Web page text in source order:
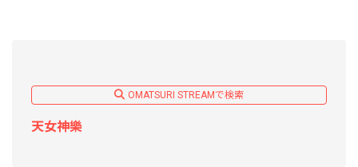
OMATSURI STREAMで検索
天女神樂